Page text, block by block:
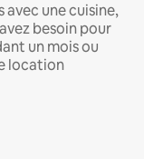
une cuisine,
besoin pour
un mois ou
location